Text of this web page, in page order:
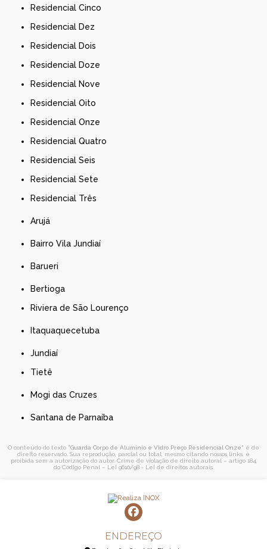
Residencial Cinco
Residencial Dez
Residencial Dois
Residencial Doze
Residencial Nove
Residencial Oito
Residencial Onze
Residencial Quatro
Residencial Seis
Residencial Sete
Residencial Três
Arujá
Bairro Vila Jundiaí
Barueri
Bertioga
Riviera de São Lourenço
Itaquaquecetuba
Jundiaí
Tietê
Mogi das Cruzes
Santana de Parnaíba
O conteúdo do texto "Guarda Corpo de Alumínio e Vidro Preço Residencial Onze" é de
direito reservado. Sua reprodução, parcial ou total, mesmo citando nossos links, é
proibida sem a autorização do autor. Crime de violação de direito autoral – artigo 184
do Código Penal – Lei 9610/98 - Lei de direitos autorais.
ENDEREÇO